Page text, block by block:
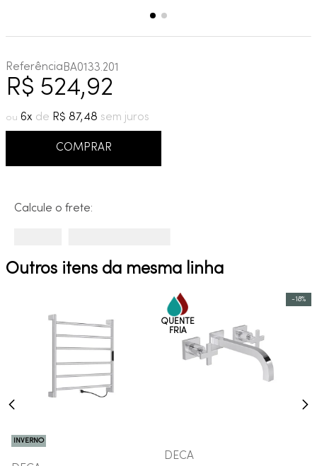
Referência BA0133.201
R$ 524,92
6 R$ 87,48
COMPRAR
Calcule o frete:
Outros itens da mesma linha
INVERNO
-18%
DECA